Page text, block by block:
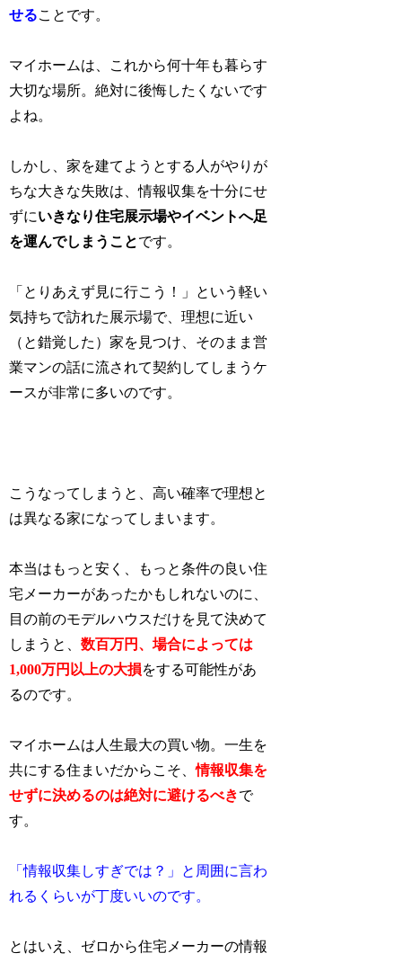
せることです。
マイホームは、これから何十年も暮らす
大切な場所。絶対に後悔したくないです
よね。
しかし、家を建てようとする人がやりが
ちな大きな失敗は、情報収集を十分にせ
ずにいきなり住宅展示場やイベントへ足
を運んでしまうことです。
「とりあえず見に行こう！」という軽い
気持ちで訪れた展示場で、理想に近い
（と錯覚した）家を見つけ、そのまま営
業マンの話に流されて契約してしまうケ
ースが非常に多いのです。
こうなってしまうと、高い確率で理想と
は異なる家になってしまいます。
本当はもっと安く、もっと条件の良い住
宅メーカーがあったかもしれないのに、
目の前のモデルハウスだけを見て決めて
しまうと、数百万円、場合によっては
1,000万円以上の大損をする可能性があ
るのです。
マイホームは人生最大の買い物。一生を
共にする住まいだからこそ、情報収集を
せずに決めるのは絶対に避けるべきで
す。
「情報収集しすぎでは？」と周囲に言わ
れるくらいが丁度いいのです。
とはいえ、ゼロから住宅メーカーの情報